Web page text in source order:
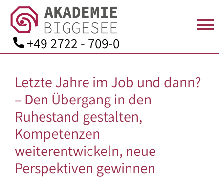
content
+49 2722 - 709-0
STARTSEITE
ÜBER
UNS
Team
Leitbild
Geschichte
SEMINARANGEBOT
Seminarprogramm
Bildungsurlaube
Bildungsarbeit
für:
TAGEN
IN
DER
AKADEMIE
Zimmer
Verpflegung
AKTUELLES
KONTAKT
Anfahrt
Kontaktformular
Mitgliedschaft
Spenden
Letzte Jahre im Job und dann?
– Den Übergang in den
Ruhestand gestalten,
Kompetenzen
weiterentwickeln, neue
Perspektiven gewinnen